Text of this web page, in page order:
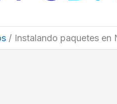
Instalando paquetes en